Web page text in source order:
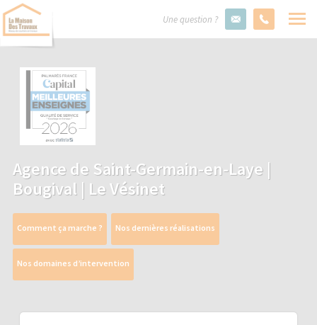
Une question ?
Agence de Saint-Germain-en-Laye |
Bougival | Le Vésinet
Comment ça marche ? Nos dernières réalisations
Nos domaines d’intervention